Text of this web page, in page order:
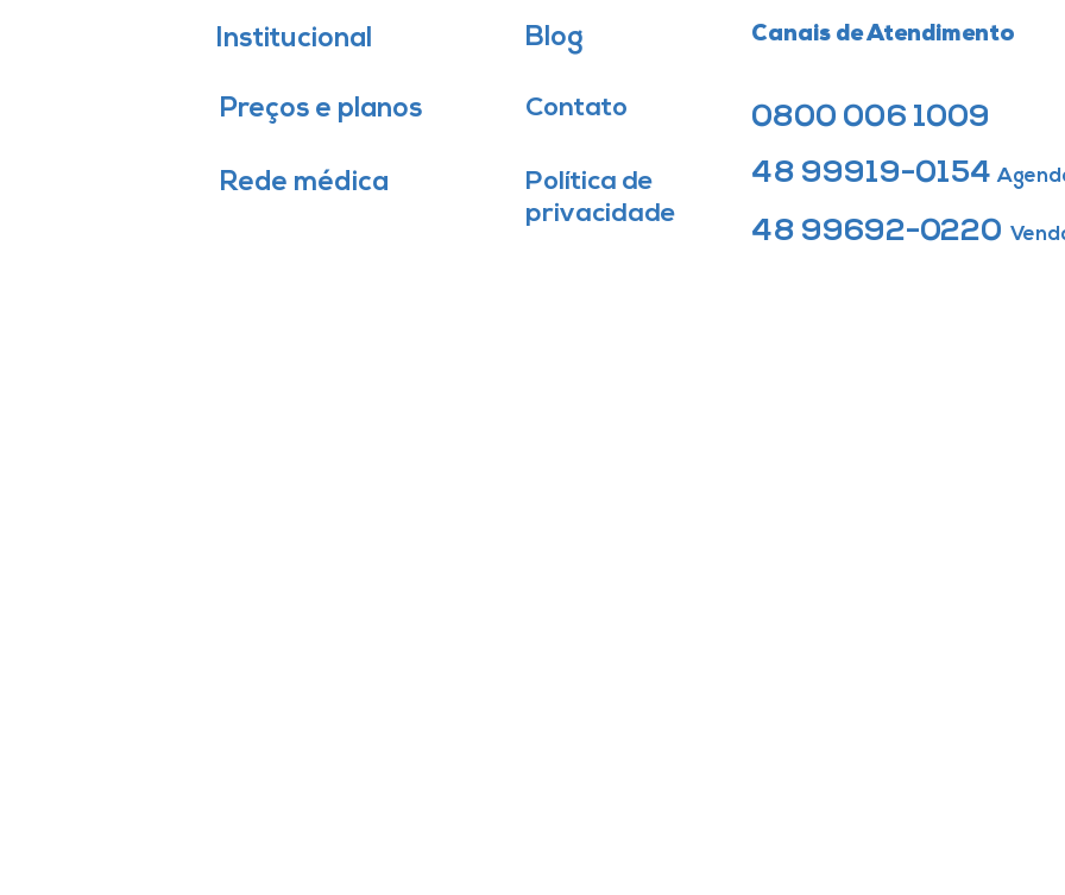
Institucional
Preços e planos
Rede médica
Blog Canais de Atendimento
0800 006 1009
48 99919-0154
48 99692-0220
Política de
privacidade
Contato